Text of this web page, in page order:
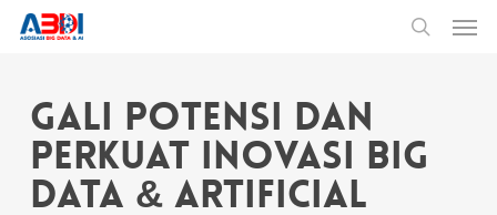
Skip
content
Gali Potensi dan
Perkuat Inovasi Big
Data & Artificial